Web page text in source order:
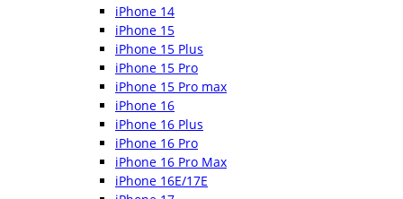
iPhone 14
iPhone 15
iPhone 15 Plus
iPhone 15 Pro
iPhone 15 Pro max
iPhone 16
iPhone 16 Plus
iPhone 16 Pro
iPhone 16 Pro Max
iPhone 16E/17E